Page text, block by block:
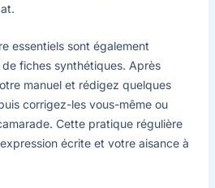
essentiels sont également
fiches synthétiques. Après
manuel et rédigez quelques
corrigez-les vous-même ou
Cette pratique régulière
écrite et votre aisance à